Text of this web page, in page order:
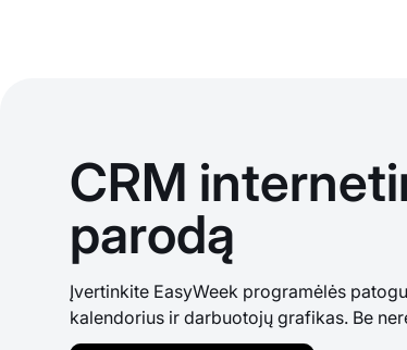
CRM
parodą
Įvertinkite EasyWeek programėlės
kalendorius ir darbuotojų grafikas. Be